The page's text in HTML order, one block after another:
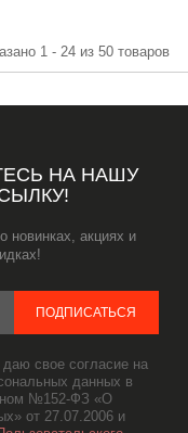
1 - 24 из 50 товаров
НА НАШУ
новинках, акциях и
даю свое согласие на
данных в
№152-ФЗ «О
от 27.07.2006 и
ПОДПИСАТЬСЯ